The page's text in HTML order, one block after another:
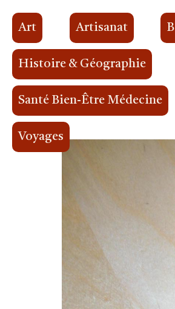
Art Artisanat
Histoire & Géographie
Santé Bien-Être Médecine
Voyages